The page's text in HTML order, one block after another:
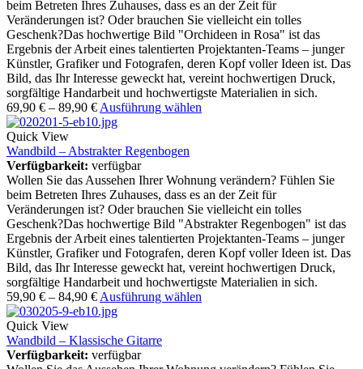
beim Betreten Ihres Zuhauses, dass es an der Zeit für
Veränderungen ist? Oder brauchen Sie vielleicht ein tolles
Geschenk?Das hochwertige Bild "Orchideen in Rosa" ist das
Ergebnis der Arbeit eines talentierten Projektanten-Teams – junger
Künstler, Grafiker und Fotografen, deren Kopf voller Ideen ist. Das
Bild, das Ihr Interesse geweckt hat, vereint hochwertigen Druck,
sorgfältige Handarbeit und hochwertigste Materialien in sich.
69,90 € – 89,90 € Ausführung wählen
Quick View
Wandbild – Abstrakter Regenbogen
Verfügbarkeit: verfügbar
Wollen Sie das Aussehen Ihrer Wohnung verändern? Fühlen Sie
beim Betreten Ihres Zuhauses, dass es an der Zeit für
Veränderungen ist? Oder brauchen Sie vielleicht ein tolles
Geschenk?Das hochwertige Bild "Abstrakter Regenbogen" ist das
Ergebnis der Arbeit eines talentierten Projektanten-Teams – junger
Künstler, Grafiker und Fotografen, deren Kopf voller Ideen ist. Das
Bild, das Ihr Interesse geweckt hat, vereint hochwertigen Druck,
sorgfältige Handarbeit und hochwertigste Materialien in sich.
59,90 € – 84,90 € Ausführung wählen
Quick View
Wandbild – Klassische Gitarre
Verfügbarkeit: verfügbar